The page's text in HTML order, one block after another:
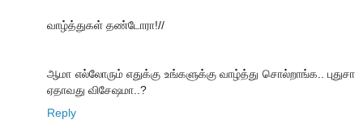
வாழ்த்துகள் தண்டோரா!//
ஆமா எல்லோரும் எதுக்கு உங்களுக்கு வாழ்த்து சொல்றாங்க.. புதுசா
ஏதாவது விசேஷமா..?
Reply